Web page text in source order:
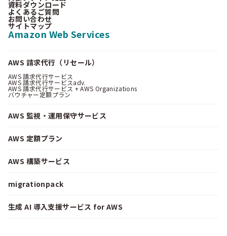
資料ダウンロード
よくあるご質問
お問い合わせ
サイトマップ
Amazon Web Services
AWS 請求代行（リセール）
AWS 請求代行サービス
AWS 請求代行サービスadv.
AWS 請求代行サービス + AWS Organizations
バウチャー定額プラン
AWS 監視・運用保守サービス
AWS 定額プラン
AWS 構築サービス
migrationpack
生成 AI 導入支援サービス for AWS